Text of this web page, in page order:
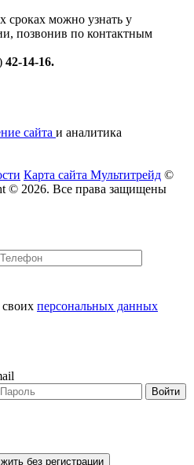
можно узнать у
позвонив по контактным
42-14-16.
сайта и аналитика
Карта сайта Мультитрейд ©
© 2026. Все права защищены
своих персональных данных
без регистрации